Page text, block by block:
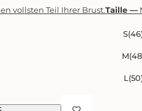
vollsten Teil Ihrer Brust.Taille —